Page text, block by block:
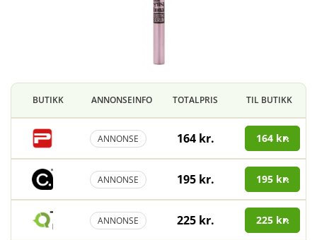
BUTIKK ANNONSEINFO TOTALPRIS TIL BUTIKK
ANNONSE 164 kr. 164 kr.
ANNONSE 195 kr. 195 kr.
ANNONSE 225 kr. 225 kr.